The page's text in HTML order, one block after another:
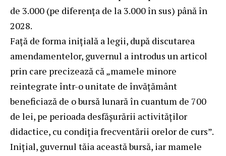
de 3.000 (pe diferența de la 3.000 în sus) până în
2028.
Față de forma inițială a legii, după discutarea
amendamentelor, guvernul a introdus un articol
prin care precizează că „mamele minore
reintegrate într-o unitate de învăţământ
beneficiază de o bursă lunară în cuantum de 700
de lei, pe perioada desfăşurării activităţilor
didactice, cu condiţia frecventării orelor de curs”.
Inițial, guvernul tăia această bursă, iar mamele